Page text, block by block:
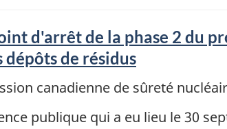
d'arrêt de la phase 2 du
dépôts de résidus
canadienne de sûreté
publique qui a eu lieu le 30